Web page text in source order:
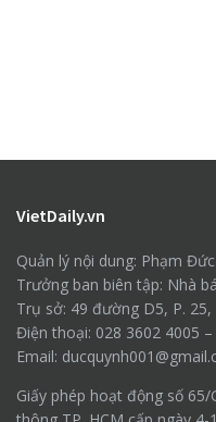
VietDaily.vn
Quản lý nội dung: Phạm
Trưởng ban biên tập: Nhà
Trụ sở: 49 đường D5, P. 25,
Điện thoại: 028 3602 4005
Email:
Giấy phép hoạt động số